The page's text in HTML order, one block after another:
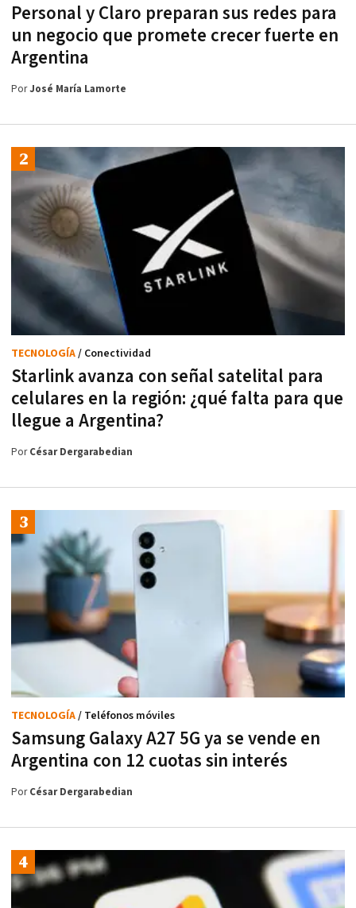
Personal y Claro preparan sus redes para
un negocio que promete crecer fuerte en
Argentina
PorJosé María Lamorte
Starlink avanza con señal satelital para
celulares en la región: ¿qué falta para que
llegue a Argentina?
TECNOLOGÍA/ Conectividad
PorCésar Dergarabedian
Samsung Galaxy A27 5G ya se vende en
Argentina con 12 cuotas sin interés
TECNOLOGÍA/ Teléfonos móviles
PorCésar Dergarabedian